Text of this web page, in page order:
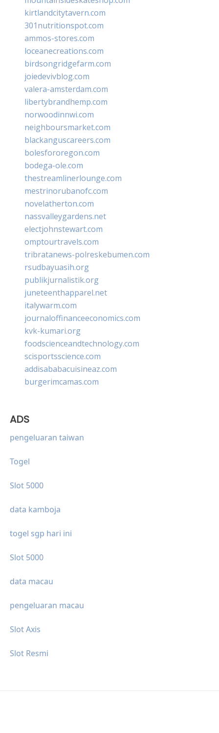
kirtlandcitytavern.com
301nutritionspot.com
ammos-stores.com
loceanecreations.com
birdsongridgefarm.com
joiedevivblog.com
valera-amsterdam.com
libertybrandhemp.com
norwoodinnwi.com
neighboursmarket.com
blackanguscareers.com
bolesfororegon.com
bodega-ole.com
thestreamlinerlounge.com
mestrinorubanofc.com
novelatherton.com
nassvalleygardens.net
electjohnstewart.com
omptourtravels.com
tribratanews-polreskebumen.com
rsudbayuasih.org
publikjurnalistik.org
juneteenthapparel.net
italywarm.com
journaloffinanceeconomics.com
kvk-kumari.org
foodscienceandtechnology.com
scisportsscience.com
addisababacuisineaz.com
burgerimcamas.com
ADS
pengeluaran taiwan
Togel
Slot 5000
data kamboja
togel sgp hari ini
Slot 5000
data macau
pengeluaran macau
Slot Axis
Slot Resmi